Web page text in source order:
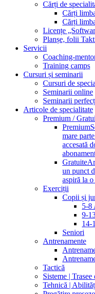
Cărți de
Cărți
Cărți
Licențe
Planșe, folii
Servicii
Coaching-
Training camps
Cursuri și seminarii
Cursuri de
Seminarii online
Seminarii
Articole de specialitate
Premium /
Premium
mare
accesată
Gratuite
un punct
aspiră la
Exerciții
Copii și
5-8
9-
14-
Seniori
Antrenamente
Tactică
Sisteme | Trasee
Tehnică |